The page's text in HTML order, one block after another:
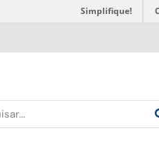
Simplifique!